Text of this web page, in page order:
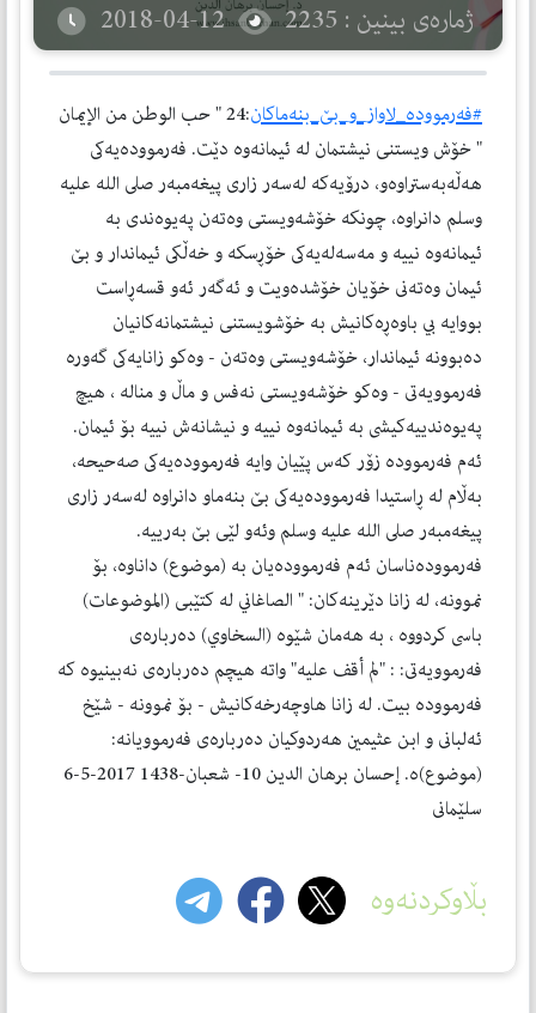
ژمارەی بینین : 2235 2018-04-12
#فه‌رمووده‌_لاواز_و_بێ_بنه‌ماكان
:24 " حب الوطن من الإيمان
" خۆش ويستنى نيشتمان له‌ ئيمانه‌وه‌ دێت. فه‌رمووده‌يه‌كى
هه‌ڵه‌به‌ستراوه‌و، درۆيه‌كه‌ له‌سه‌ر زارى پيغه‌مبه‌ر صلى الله عليه
وسلم دانراوه‌، چونكه‌ خۆشه‌ويستى وه‌ته‌ن په‌يوه‌ندى به‌
ئيمانه‌وه‌ نييه‌ و مه‌سه‌له‌يه‌كى خۆڕسكه‌ و خه‌ڵكى ئيماندار و بێ
ئيمان وه‌‌ته‌نى خۆيان خۆشده‌ويت و ئه‌گه‌ر ئه‌و قسه‌ڕاست
بووايه‌ بي باوه‌ڕه‌كانيش به‌ خۆشويستنى نيشتمانه‌كانيان
ده‌بوونه‌ ئيماندار، خۆشه‌ويستى وه‌ته‌ن - وه‌كو زانايه‌كى گه‌وره‌
فه‌رموويه‌تى - وه‌كو خۆشه‌ويستى نه‌فس و ماڵ و مناله‌ ، هيچ
په‌يوه‌ندييه‌كيشى به‌ ئيمانه‌وه‌ نييه‌ و نيشانه‌ش نييه‌ بۆ ئيمان.
ئه‌م فه‌رمووده‌ زۆر كه‌س پێيان وايه‌ فه‌رمووده‌يه‌كى صه‌حيحه‌،
به‌ڵام له‌ ڕاستيدا فه‌رمووده‌يه‌كى بێ بنه‌ماو دانراوه‌ له‌سه‌ر زارى
پيغه‌مبه‌ر صلى الله عليه وسلم وئه‌و لێى بێ به‌رييه‌.
فه‌رمووده‌ناسان ئه‌م فه‌رمووده‌يان به‌ (موضوع) داناوه‌، بۆ
نموونه‌، له‌ زانا دێرينه‌كان: " الصاغاني له‌ كتێبى (الموضوعات)
باسى كردووه‌ ، به‌ هه‌مان شێوه‌ (السخاوي) ده‌رباره‌ى
فه‌رموويه‌تى: : "لم أقف عليه" واته‌ هيچم ده‌رباره‌ى نه‌بينيوه‌ كه‌
فه‌رمووده‌ بيت. له‌ زانا هاوچه‌رخه‌كانيش - بۆ نموونه‌ - شێخ
ئه‌لبانى و ابن عثيمين هه‌ردوكيان ده‌رباره‌ى فه‌رموويانه‌:
(موضوع)ه‌. إحسان برهان الدين 10- شعبان-1438 2017-5-6
سلێمانى
بڵاوکردنەوە